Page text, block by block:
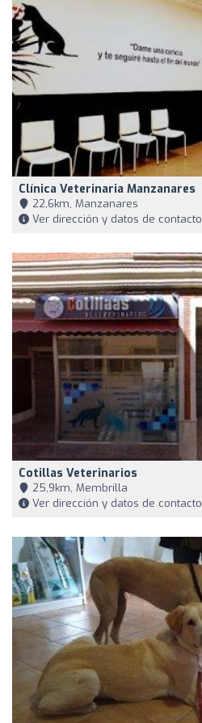
Clínica Veterinaria Manzanares
22,6km, Manzanares
Ver dirección y datos de contacto
Cotillas Veterinarios
25,9km, Membrilla
Ver dirección y datos de contacto